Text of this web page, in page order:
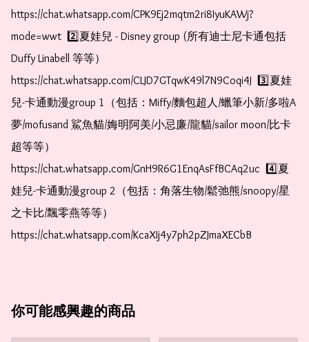
https://chat.whatsapp.com/CPK9Ej2mqtm2ri8IyuKAWj?
mode=wwt  2️⃣夏娃兒 - Disney group (所有迪士尼卡通包括
Duffy Linabell 等等）
https://chat.whatsapp.com/CLJD7GTqwK49l7N9Coqi4J  3️⃣夏娃
兒-卡通動漫group 1（包括：Miffy/麵包超人/蠟筆小新/多啦A
夢/mofusand 鯊魚貓/娒明阿美/小忌廉/龍貓/sailor moon/比卡
超等等）
https://chat.whatsapp.com/GnH9R6G1EnqAsFfBCAq2uc  4️⃣夏
娃兒-卡通動漫group 2（包括：角落生物/鬆弛熊/snoopy/星
之卡比/飄零燕等等）
https://chat.whatsapp.com/KcaXIj4y7ph2pZJmaXECbB
你可能感興趣的商品